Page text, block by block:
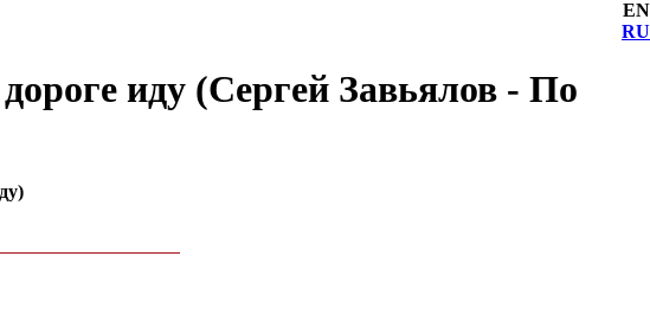
EN
RU
иду (Сергей Завьялов - По